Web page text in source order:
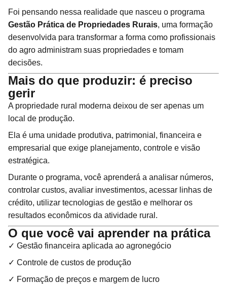
Foi pensando nessa realidade que nasceu o programa
Gestão Prática de Propriedades Rurais, uma formação
desenvolvida para transformar a forma como profissionais
do agro administram suas propriedades e tomam
decisões.
Mais do que produzir: é preciso
gerir
A propriedade rural moderna deixou de ser apenas um
local de produção.
Ela é uma unidade produtiva, patrimonial, financeira e
empresarial que exige planejamento, controle e visão
estratégica.
Durante o programa, você aprenderá a analisar números,
controlar custos, avaliar investimentos, acessar linhas de
crédito, utilizar tecnologias de gestão e melhorar os
resultados econômicos da atividade rural.
O que você vai aprender na prática
✓ Gestão financeira aplicada ao agronegócio
✓ Controle de custos de produção
✓ Formação de preços e margem de lucro